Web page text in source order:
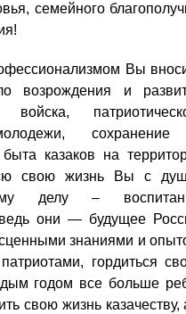
семейного
Вы
возрождения и
войска,
казаков на
свою жизнь Вы с
делу –
они — будущее
знаниями и
гордиться
годом все больше
свою жизнь казачеству,